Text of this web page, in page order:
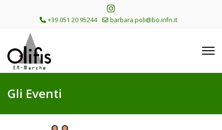
+39 051 20 95244 barbara.poli@bo.infn.it
Gli Eventi